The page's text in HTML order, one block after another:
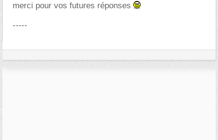
merci pour vos futures réponses
-----